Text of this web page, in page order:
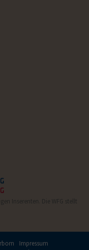
Inserenten. Die WFG stellt
Impressum